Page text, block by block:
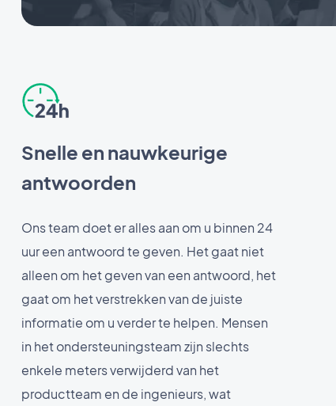
Snelle en nauwkeurige
antwoorden
Ons team doet er alles aan om u binnen 24
uur een antwoord te geven. Het gaat niet
alleen om het geven van een antwoord, het
gaat om het verstrekken van de juiste
informatie om u verder te helpen. Mensen
in het ondersteuningsteam zijn slechts
enkele meters verwijderd van het
productteam en de ingenieurs, wat